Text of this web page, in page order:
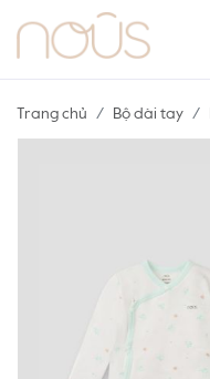
Trang chủ Bộ dài tay